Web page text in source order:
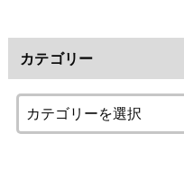
カテゴリー